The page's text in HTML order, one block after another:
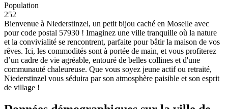
Population
252
Bienvenue à Niederstinzel, un petit bijou caché en Moselle avec
pour code postal 57930 ! Imaginez une ville tranquille où la nature
et la convivialité se rencontrent, parfaite pour bâtir la maison de vos
rêves. Ici, les commodités sont à portée de main, et vous profiterez
d’un cadre de vie agréable, entouré de belles collines et d'une
communauté chaleureuse. Que vous soyez jeune actif ou retraité,
Niederstinzel vous séduira par son atmosphère paisible et son esprit
de village !